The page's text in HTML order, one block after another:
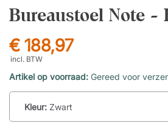
Bureaustoel Note -
€ 188,97
incl. BTW
Artikel op voorraad: Gereed voor
Kleur: Zwart